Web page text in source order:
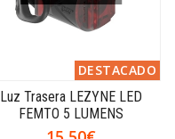
DESTACADO
Luz Trasera LEZYNE LED
FEMTO 5 LUMENS